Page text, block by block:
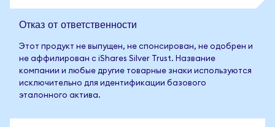
Отказ от ответственности
Этот продукт не выпущен, не спонсирован, не одобрен и
не аффилирован с iShares Silver Trust. Название
компании и любые другие товарные знаки используются
исключительно для идентификации базового
эталонного актива.